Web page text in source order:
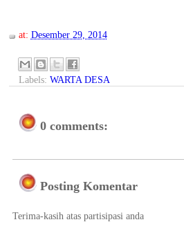
at: Desember 29, 2014
Labels: WARTA DESA
0 comments:
Posting Komentar
Terima-kasih atas partisipasi anda